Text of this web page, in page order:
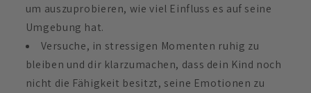
um auszuprobieren, wie viel Einfluss es auf seine
Umgebung hat.
Versuche, in stressigen Momenten ruhig zu
bleiben und dir klarzumachen, dass dein Kind noch
nicht die Fähigkeit besitzt, seine Emotionen zu